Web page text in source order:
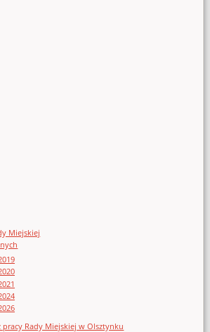
Miejskiej
pracy Rady Miejskiej w Olsztynku